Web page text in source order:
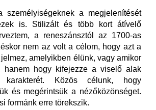
személyiségeknek a megjelenítését
is. Stilizált és több kort átívelő
a reneszánsztól az 1700-as
nem az volt a célom, hogy azt a
amelyikben élünk, vagy amikor
hanem hogy kifejezze a viselő alak
karakterét. Közös célunk, hogy
és megérintsük a nézőközönséget.
formánk erre törekszik.